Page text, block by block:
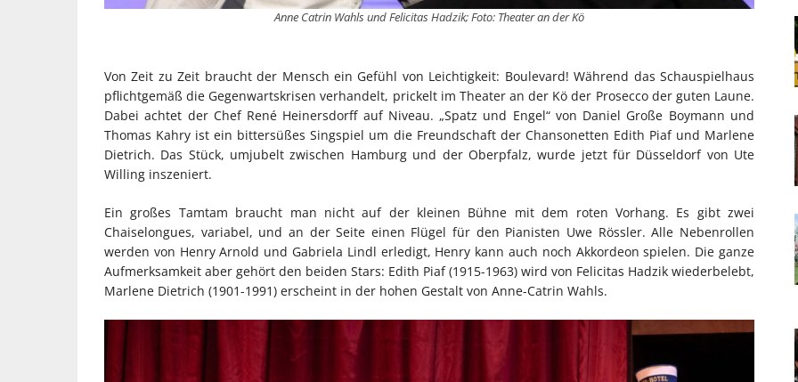
Anne Catrin Wahls und Felicitas Hadzik; Foto: Theater an der Kö
Von Zeit zu Zeit braucht der Mensch ein Gefühl von Leichtigkeit: Boulevard! Während das Schauspielhaus
pflichtgemäß die Gegenwartskrisen verhandelt, prickelt im Theater an der Kö der Prosecco der guten Laune.
Dabei achtet der Chef René Heinersdorff auf Niveau. „Spatz und Engel“ von Daniel Große Boymann und
Thomas Kahry ist ein bittersüßes Singspiel um die Freundschaft der Chansonetten Edith Piaf und Marlene
Dietrich. Das Stück, umjubelt zwischen Hamburg und der Oberpfalz, wurde jetzt für Düsseldorf von Ute
Willing inszeniert.
Ein großes Tamtam braucht man nicht auf der kleinen Bühne mit dem roten Vorhang. Es gibt zwei
Chaiselongues, variabel, und an der Seite einen Flügel für den Pianisten Uwe Rössler. Alle Nebenrollen
werden von Henry Arnold und Gabriela Lindl erledigt, Henry kann auch noch Akkordeon spielen. Die ganze
Aufmerksamkeit aber gehört den beiden Stars: Edith Piaf (1915-1963) wird von Felicitas Hadzik wiederbelebt,
Marlene Dietrich (1901-1991) erscheint in der hohen Gestalt von Anne-Catrin Wahls.